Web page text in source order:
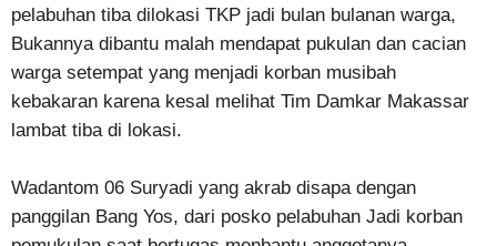
pelabuhan tiba dilokasi TKP jadi bulan bulanan warga,
Bukannya dibantu malah mendapat pukulan dan cacian
warga setempat yang menjadi korban musibah
kebakaran karena kesal melihat Tim Damkar Makassar
lambat tiba di lokasi.
Wadantom 06 Suryadi yang akrab disapa dengan
panggilan Bang Yos, dari posko pelabuhan Jadi korban